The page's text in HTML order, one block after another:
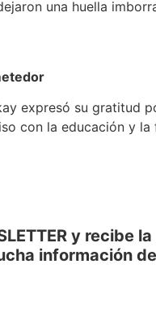
una huella
expresó su gratitud
con la educación y
y recibe
información